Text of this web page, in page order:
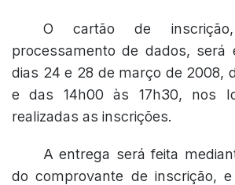
O cartão de
processamento de dados, será
dias 24 e 28 de março de 2008,
e das 14h00 às 17h30, nos
realizadas as inscrições.
A entrega será feita
do comprovante de inscrição,